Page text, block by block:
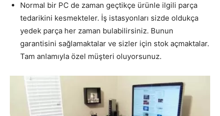
Normal bir PC de zaman geçtikçe ürünle ilgili parça
tedarikini kesmekteler. İş istasyonları sizde oldukça
yedek parça her zaman bulabilirsiniz. Bunun
garantisini sağlamaktalar ve sizler için stok açmaktalar.
Tam anlamıyla özel müşteri oluyorsunuz.